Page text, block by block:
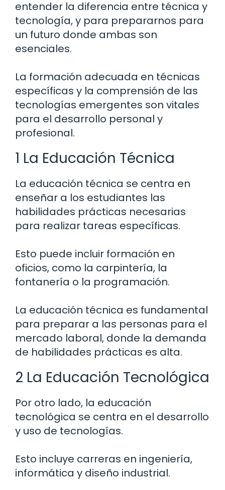
entender la diferencia entre técnica y
tecnología, y para prepararnos para
un futuro donde ambas son
esenciales.
La formación adecuada en técnicas
específicas y la comprensión de las
tecnologías emergentes son vitales
para el desarrollo personal y
profesional.
1 La Educación Técnica
La educación técnica se centra en
enseñar a los estudiantes las
habilidades prácticas necesarias
para realizar tareas específicas.
Esto puede incluir formación en
oficios, como la carpintería, la
fontanería o la programación.
La educación técnica es fundamental
para preparar a las personas para el
mercado laboral, donde la demanda
de habilidades prácticas es alta.
2 La Educación Tecnológica
Por otro lado, la educación
tecnológica se centra en el desarrollo
y uso de tecnologías.
Esto incluye carreras en ingeniería,
informática y diseño industrial.